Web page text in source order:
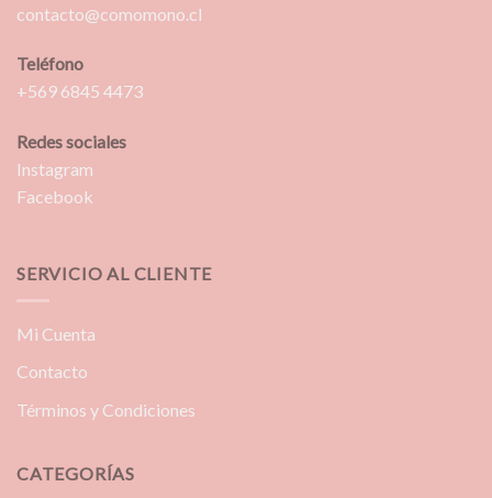
contacto@comomono.cl
Teléfono
+569 6845 4473
Redes sociales
Instagram
Facebook
SERVICIO AL CLIENTE
Mi Cuenta
Contacto
Términos y Condiciones
CATEGORÍAS